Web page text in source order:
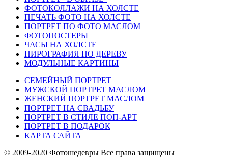
ФОТОКОЛЛАЖИ НА ХОЛСТЕ
ПЕЧАТЬ ФОТО НА ХОЛСТЕ
ПОРТРЕТ ПО ФОТО МАСЛОМ
ФОТОПОСТЕРЫ
ЧАСЫ НА ХОЛСТЕ
ПИРОГРАФИЯ ПО ДЕРЕВУ
МОДУЛЬНЫЕ КАРТИНЫ
СЕМЕЙНЫЙ ПОРТРЕТ
МУЖСКОЙ ПОРТРЕТ МАСЛОМ
ЖЕНСКИЙ ПОРТРЕТ МАСЛОМ
ПОРТРЕТ НА СВАДЬБУ
ПОРТРЕТ В СТИЛЕ ПОП-АРТ
ПОРТРЕТ В ПОДАРОК
КАРТА САЙТА
© 2009-2020 Фотошедевры Все права защищены